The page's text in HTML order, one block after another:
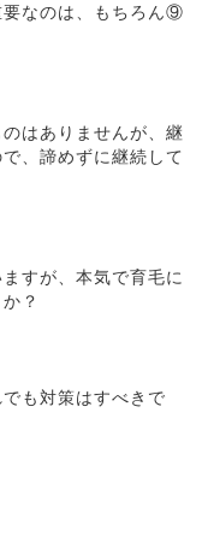
要なのは、もちろん⑨
はありませんが、継
、諦めずに継続して
すが、本気で育毛に
？
も対策はすべきで